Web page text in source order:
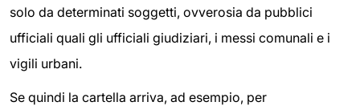
solo da determinati soggetti, ovverosia da pubblici
ufficiali quali gli ufficiali giudiziari, i messi comunali e i
vigili urbani.
Se quindi la cartella arriva, ad esempio, per